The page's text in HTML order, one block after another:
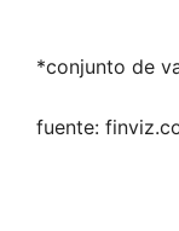
*conjunto de
fuente: